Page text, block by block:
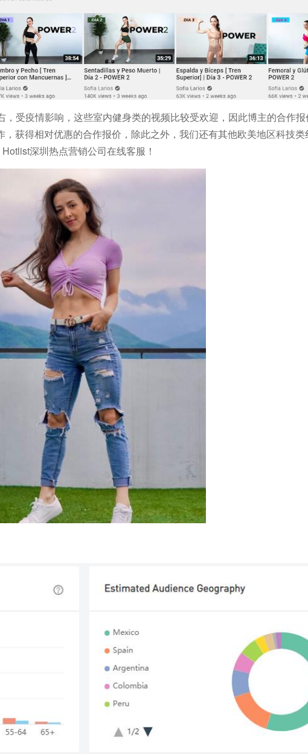
，受疫情影响，这些室内健身类的视频比较受欢迎，因此博主的合作
获得相对优惠的合作报价， 除此之外，我们还有其他欧美地区科技
Hotlist深圳热点营销公司在线客服！